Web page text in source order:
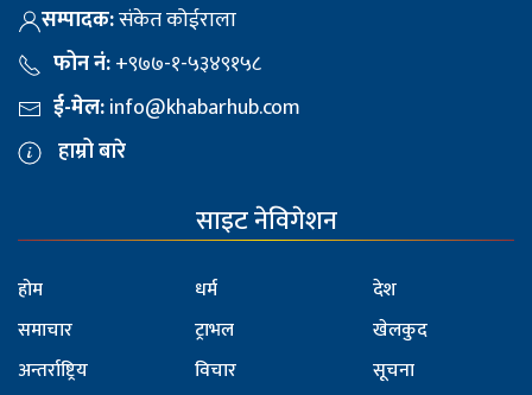
सम्पादक:संकेत कोईराला
फोन नं:+९७७-१-५३४९१५८
ई-मेल:info@khabarhub.com
हाम्रो बारे
साइट नेविगेशन
होम
समाचार
अन्तर्राष्ट्रिय
धर्म
ट्राभल
विचार
देश
खेलकुद
सूचना